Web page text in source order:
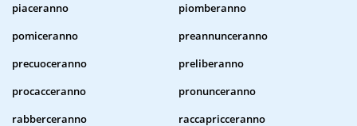
piaceranno
piomberanno
pomiceranno
preannunceranno
precuoceranno
preliberanno
procacceranno
pronunceranno
rabberceranno
raccapricceranno